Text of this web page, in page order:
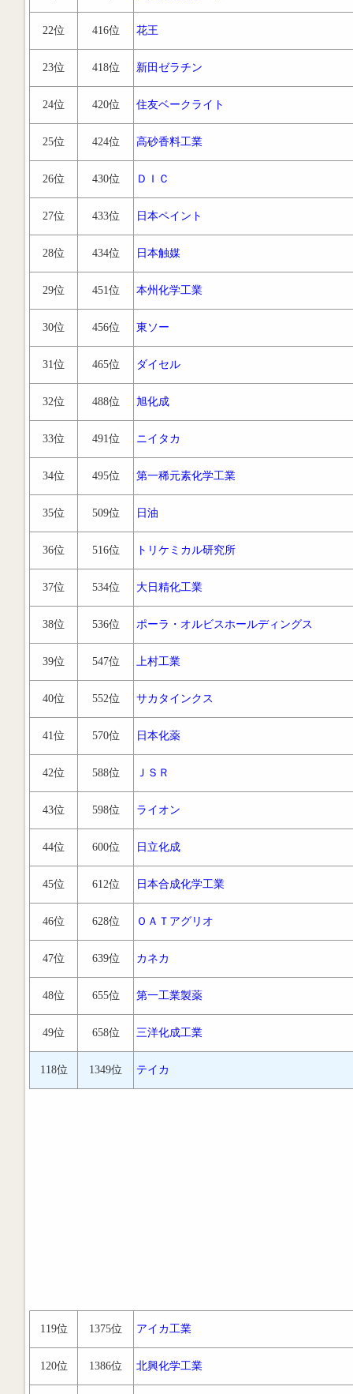
22位 416位 花王
23位 418位 新田ゼラチン
24位 420位 住友ベークライト
25位 424位 高砂香料工業
26位 430位 ＤＩＣ
27位 433位 日本ペイント
28位 434位 日本触媒
29位 451位 本州化学工業
30位 456位 東ソー
31位 465位 ダイセル
32位 488位 旭化成
33位 491位 ニイタカ
34位 495位 第一稀元素化学工業
35位 509位 日油
36位 516位 トリケミカル研究所
37位 534位 大日精化工業
38位 536位 ポーラ・オルビスホールディングス
39位 547位 上村工業
40位 552位 サカタインクス
41位 570位 日本化薬
42位 588位 ＪＳＲ
43位 598位 ライオン
44位 600位 日立化成
45位 612位 日本合成化学工業
46位 628位 ＯＡＴアグリオ
47位 639位 カネカ
48位 655位 第一工業製薬
49位 658位 三洋化成工業
118位 1349位 テイカ
119位 1375位 アイカ工業
120位 1386位 北興化学工業